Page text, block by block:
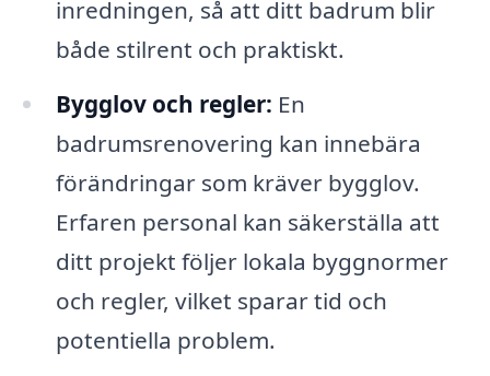
inredningen, så att ditt badrum blir
både stilrent och praktiskt.
Bygglov och regler: En
badrumsrenovering kan innebära
förändringar som kräver bygglov.
Erfaren personal kan säkerställa att
ditt projekt följer lokala byggnormer
och regler, vilket sparar tid och
potentiella problem.